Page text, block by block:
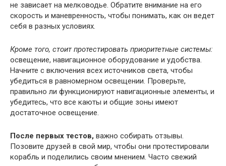
не зависает на мелководье. Обратите внимание на его
скорость и маневренность, чтобы понимать, как он ведет
себя в разных условиях.
Кроме того, стоит протестировать приоритетные системы:
освещение, навигационное оборудование и удобства.
Начните с включения всех источников света, чтобы
убедиться в равномерном освещении. Проверьте,
правильно ли функционируют навигационные элементы, и
убедитесь, что все каюты и общие зоны имеют
достаточное освещение.
После первых тестов, важно собирать отзывы.
Позовите друзей в свой мир, чтобы они протестировали
корабль и поделились своим мнением. Часто свежий